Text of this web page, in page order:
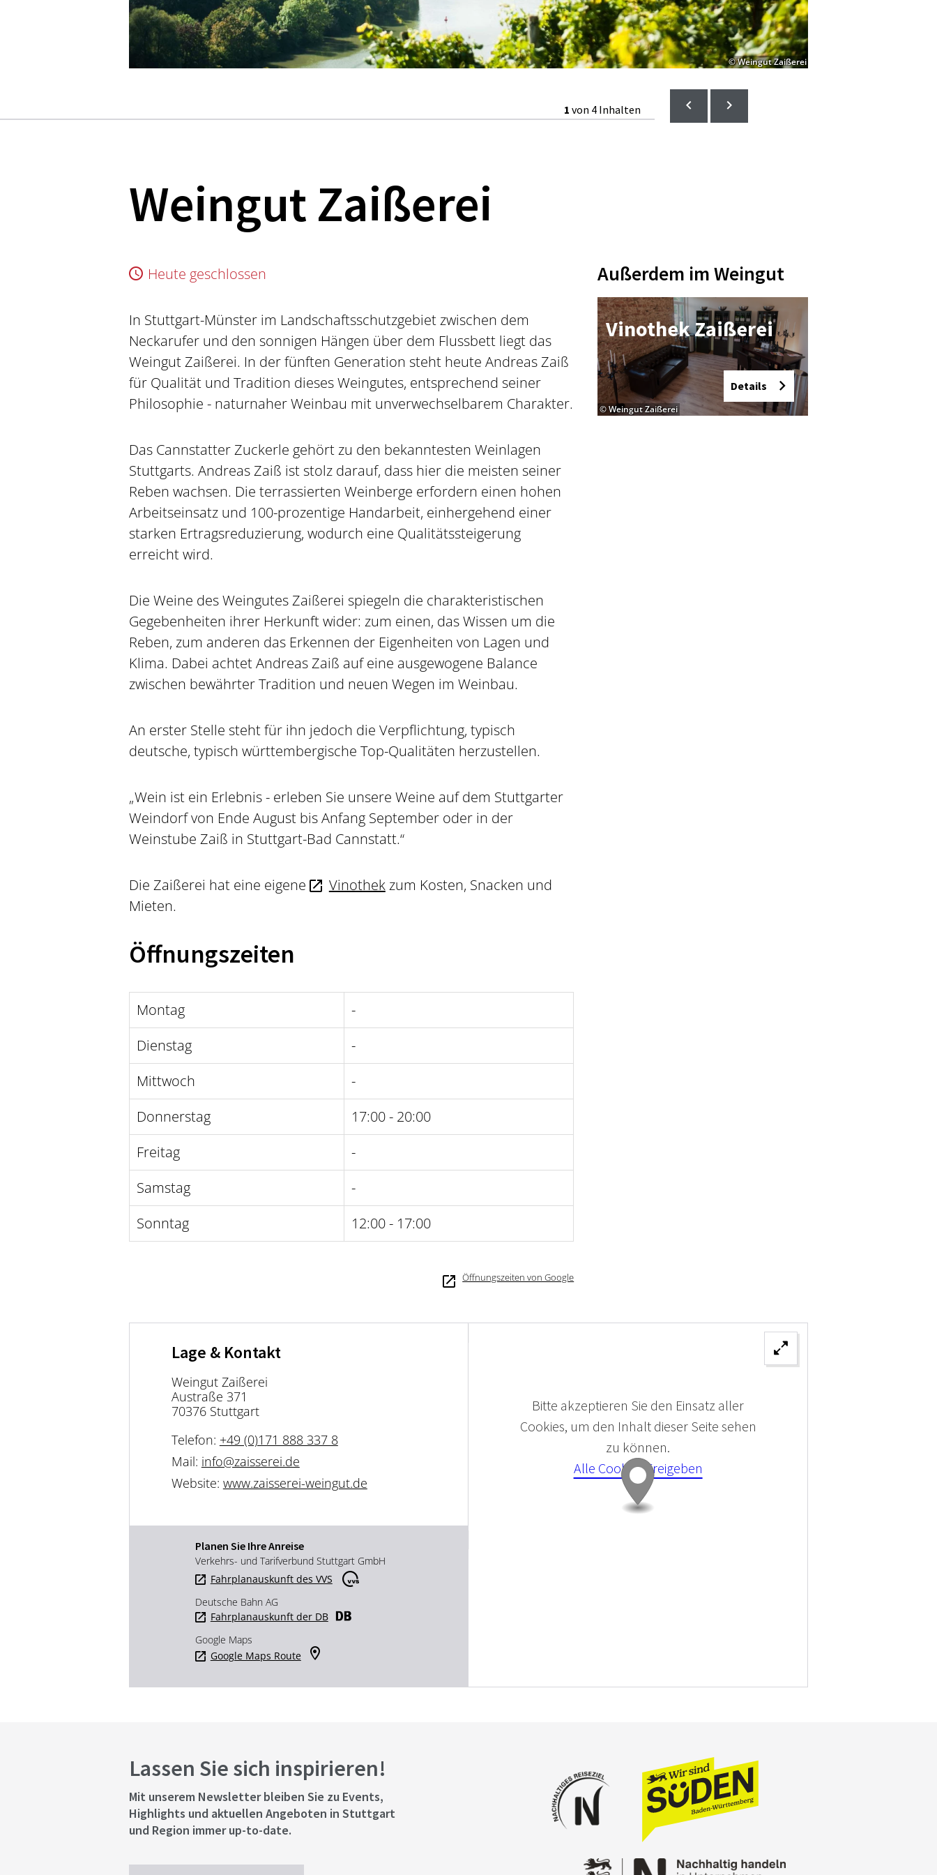
© Weingut Zaißerei
1 von 4 Inhalten
Weingut Zaißerei
Heute geschlossen
In Stuttgart-Münster im Landschaftsschutzgebiet zwischen dem
Neckarufer und den sonnigen Hängen über dem Flussbett liegt das
Weingut Zaißerei. In der fünften Generation steht heute Andreas Zaiß
für Qualität und Tradition dieses Weingutes, entsprechend seiner
Philosophie - naturnaher Weinbau mit unverwechselbarem Charakter.
Das Cannstatter Zuckerle gehört zu den bekanntesten Weinlagen
Stuttgarts. Andreas Zaiß ist stolz darauf, dass hier die meisten seiner
Reben wachsen. Die terrassierten Weinberge erfordern einen hohen
Arbeitseinsatz und 100-prozentige Handarbeit, einhergehend einer
starken Ertragsreduzierung, wodurch eine Qualitätssteigerung
erreicht wird.
Die Weine des Weingutes Zaißerei spiegeln die charakteristischen
Gegebenheiten ihrer Herkunft wider: zum einen, das Wissen um die
Reben, zum anderen das Erkennen der Eigenheiten von Lagen und
Klima. Dabei achtet Andreas Zaiß auf eine ausgewogene Balance
zwischen bewährter Tradition und neuen Wegen im Weinbau.
An erster Stelle steht für ihn jedoch die Verpflichtung, typisch
deutsche, typisch württembergische Top-Qualitäten herzustellen.
„Wein ist ein Erlebnis - erleben Sie unsere Weine auf dem Stuttgarter
Weindorf von Ende August bis Anfang September oder in der
Weinstube Zaiß in Stuttgart-Bad Cannstatt.“
Die Zaißerei hat eine eigene Vinothekzum Kosten, Snacken und
Mieten.
Öffnungszeiten
Montag
-
Dienstag
-
Mittwoch
-
Donnerstag
17:00 - 20:00
Freitag
-
Samstag
-
Sonntag
12:00 - 17:00
Öffnungszeiten von Google
Außerdem im Weingut
© Weingut Zaißerei
Vi­no­thek Zai­ße­rei
Details
Lage & Kontakt
Weingut Zaißerei
Austraße 371
70376 Stuttgart
Telefon: +49 (0)171 888 337 8
Mail: info@zaisserei.de
Website: www.zaisserei-weingut.de
Planen Sie Ihre Anreise
Verkehrs- und Tarifverbund Stuttgart GmbH
Fahrplanauskunft des VVS
Deutsche Bahn AG
Fahrplanauskunft der DB
Google Maps
Google Maps Route
Bitte akzeptieren Sie den Einsatz aller
Cookies, um den Inhalt dieser Seite sehen
zu können.
Alle Cookies Freigeben
Lassen Sie sich inspirieren!
Mit unserem Newsletter bleiben Sie zu Events,
Highlights und aktuellen Angeboten in Stuttgart
und Region immer up-to-date.